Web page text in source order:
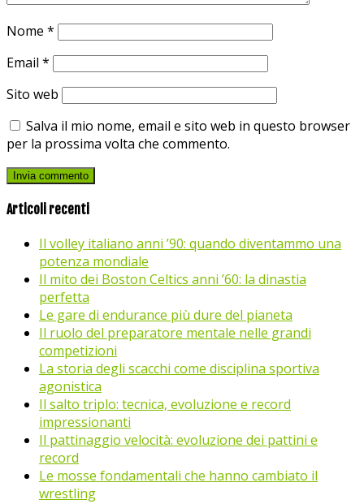
Nome *
Email *
Sito web
Salva il mio nome, email e sito web in questo browser
per la prossima volta che commento.
Articoli recenti
Il volley italiano anni ’90: quando diventammo una
potenza mondiale
Il mito dei Boston Celtics anni ’60: la dinastia
perfetta
Le gare di endurance più dure del pianeta
Il ruolo del preparatore mentale nelle grandi
competizioni
La storia degli scacchi come disciplina sportiva
agonistica
Il salto triplo: tecnica, evoluzione e record
impressionanti
Il pattinaggio velocità: evoluzione dei pattini e
record
Le mosse fondamentali che hanno cambiato il
wrestling